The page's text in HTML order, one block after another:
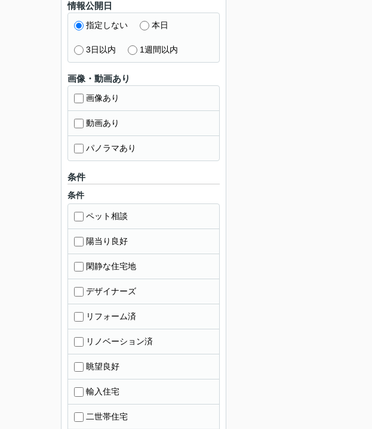
情報公開日
指定しない 本日
3日以内 1週間以内
画像・動画あり
画像あり
動画あり
パノラマあり
条件
条件
ペット相談
陽当り良好
閑静な住宅地
デザイナーズ
リフォーム済
リノベーション済
眺望良好
輸入住宅
二世帯住宅